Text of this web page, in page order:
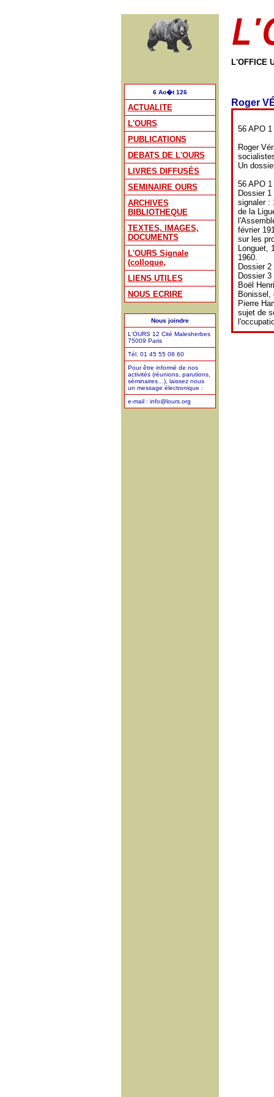
6 Ao�t 126
ACTUALITE
L'OURS
PUBLICATIONS
DEBATS DE L'OURS
LIVRES DIFFUSÉS
SEMINAIRE OURS
ARCHIVES
BIBLIOTHEQUE
TEXTES, IMAGES,
DOCUMENTS
L'OURS Signale
(colloque,
LIENS UTILES
NOUS ECRIRE
Nous joindre
L'OURS 12 Cité Malesherbes
75009 Paris
Tél. 01 45 55 08 60
Pour être informé de nos
activités (réunions, parutions,
séminaires…), laissez nous
un message électronique :
e-mail : info@lours.org
L'OFFICE
Roger
56 APO
Roger
Un
56 APO
Dossier
signaler :
de la
février
sur les
Longuet,
1960.
Dossier
Dossier
Boël
Bonissel,
Pierre
sujet de